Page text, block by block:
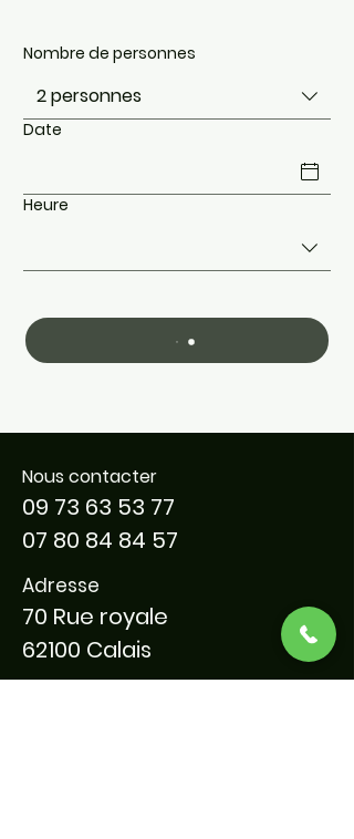
Nombre de personnes
2 personnes
Date
Heure
Nous contacter
09 73 63 53 77
07 80 84 84 57
Adresse
70 Rue royale
62100 Calais